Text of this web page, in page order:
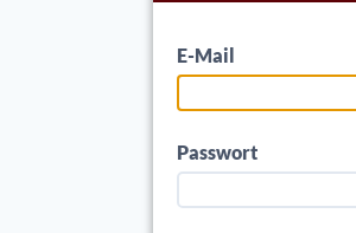
E-Mail
Passwort